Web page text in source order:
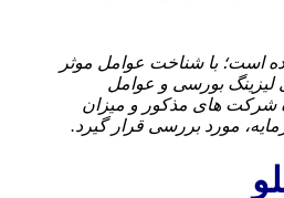
است؛ با شناخت عوامل موثر
بورسی و عوامل
شرکت­ های مذکور و میزان
مورد بررسی قرار گیرد.